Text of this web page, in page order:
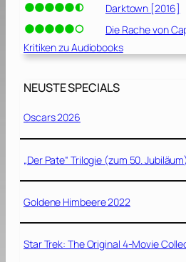
Darktown [2016]
Die Rache von
Kritiken zu Audiobooks
NEUSTE SPECIALS
Oscars 2026
„Der Pate“ Trilogie (zum 50. Jubiläum)
Goldene Himbeere 2022
Star Trek: The Original 4-Movie